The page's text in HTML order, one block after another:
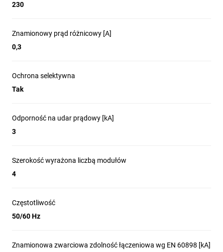
230
Znamionowy prąd różnicowy [A]
0,3
Ochrona selektywna
Tak
Odporność na udar prądowy [kA]
3
Szerokość wyrażona liczbą modułów
4
Częstotliwość
50/60 Hz
Znamionowa zwarciowa zdolność łączeniowa wg EN 60898 [kA]